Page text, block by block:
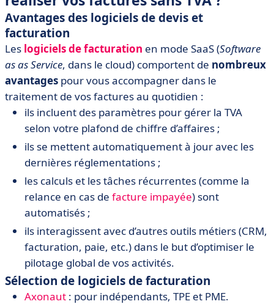
Avantages des logiciels de devis et
facturation
Les logiciels de facturation en mode SaaS (Software
as as Service, dans le cloud) comportent de nombreux
avantages pour vous accompagner dans le
traitement de vos factures au quotidien :
ils incluent des paramètres pour gérer la TVA
selon votre plafond de chiffre d’affaires ;
ils se mettent automatiquement à jour avec les
dernières réglementations ;
les calculs et les tâches récurrentes (comme la
relance en cas de facture impayée) sont
automatisés ;
ils interagissent avec d’autres outils métiers (CRM,
facturation, paie, etc.) dans le but d’optimiser le
pilotage global de vos activités.
Sélection de logiciels de facturation
Axonaut : pour indépendants, TPE et PME.